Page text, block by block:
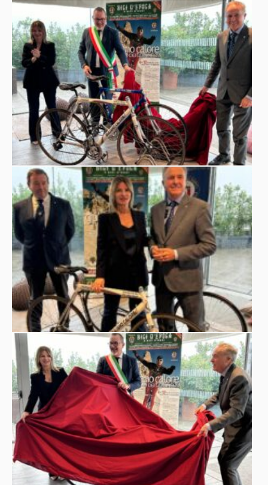
motociclette, e una varietà di oggetti d’ingegno umano
del XX secolo. Una donazione che rappresenta un
importante tributo alla passione, alla perseveranza e
all'ingegno di un uomo, Calore, che ha rivoluzionato il
mondo del ciclismosfidando i limiti umani.
Giuliano Caloreè conosciuto per le sue spettacolari
discese e salite sui passi alpini più impegnativi, senza
l'uso delle mani e senza freni, impiegando solamente
l'equilibrio e la pressione delle scarpe sul copertone per
frenare. Tra le sue prodezze più note, la discesa dei
tornanti del Passo dello Stelvio, compiuta per la prima
volta nel 1981. L'apice della sua carriera sportiva è stato
raggiunto nel 2015, quando a
77 anni
, Calore ha
affrontato una nuova sfida estrema: la
discesa dello
Stelvio di notte , senza manubrio e senza freni,
immortalata nel documentario "48 Tornanti di Notte".
Il recordman racconta:“molti anni fa, al mio secondo
record, mi portarono a Verona ad una mostra di biciclette
d'epoca, fu così che conobbi Luciano Nicolis uomo di
grande spessore, decisi in quel momento che avrei donato
un cimelio al Museo Nicolis”prosegue con enfasi”oggi,
grazie alla collaborazione con la figlia Silvia, lascio a
Villafranca proprio le due biciclette dei miei ultimi record:
l’esemplare delladiscesa di notte senza manubrio
dallo Stelvio, definita dalla stampa tedesca un impresa
mostruosa anche per l'età, avevo quasi 77 anni quando
l'ho fatto e quella delrecord eseguito con una sola